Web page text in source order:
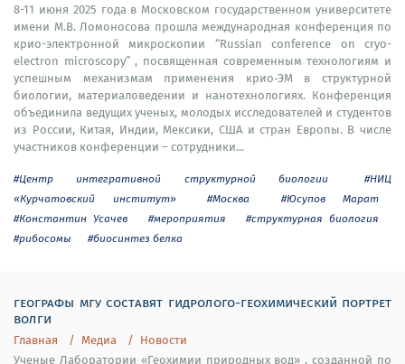
8-11 июня 2025 года в Московском государственном университете
имени М.В. Ломоносова прошла международная конференция по
крио-электронной микроскопии “Russian conference on cryo-
electron microscopy” , посвященная современным технологиям и
успешным механизмам применения крио‑ЭМ в структурной
биологии, материаловедении и нанотехнологиях. Конференция
объединила ведущих ученых, молодых исследователей и студентов
из России, Китая, Индии, Мексики, США и стран Европы. В числе
участников конференции – сотрудники...
#Центр интегративной структурной биологии
#НИЦ
«Курчатовский институт»
#Москва
#Юсупов Марат
#Константин Усачев
#мероприятия
#структурная биология
#рибосомы
#биосинтез белка
географы мгу составят гидролого-геохимический портрет
волги
Главная Медиа
Новости
Ученые Лаборатории «Геохимии природных вод» , созданной по